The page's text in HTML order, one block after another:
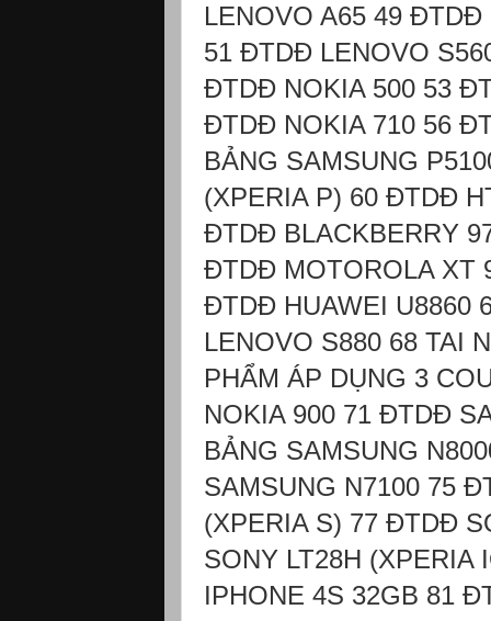
LENOVO A65 49
51 ĐTDĐ LENOVO
ĐTDĐ NOKIA 500 53
ĐTDĐ NOKIA 710 56
BẢNG SAMSUNG
(XPERIA P) 60 ĐTDĐ
ĐTDĐ BLACKBERRY
ĐTDĐ MOTOROLA XT
ĐTDĐ HUAWEI U8860
LENOVO S880 68 TAI
PHẨM ÁP DỤNG 3
NOKIA 900 71 ĐTDĐ
BẢNG SAMSUNG
SAMSUNG N7100 75
(XPERIA S) 77 ĐTDĐ
SONY LT28H
IPHONE 4S 32GB 81